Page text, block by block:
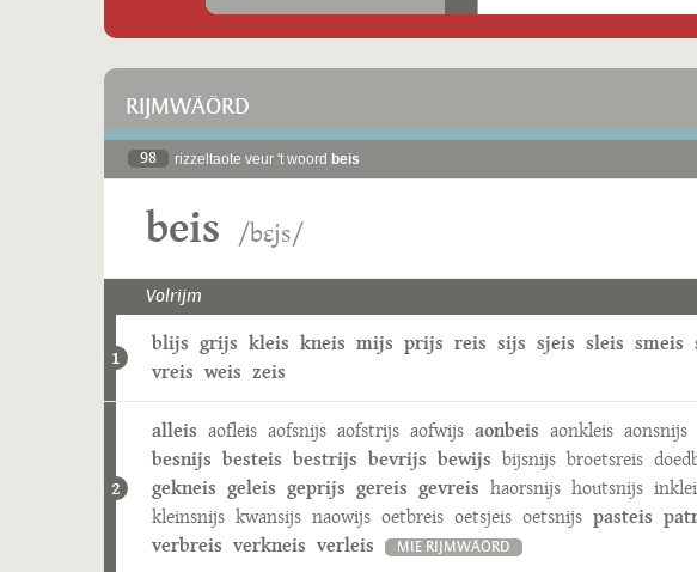
RIJMWÄÖRD
98 rizzeltaote veur 't woord beis
beis /bɛjs/
Volrijm
1
blijs grijs kleis kneis mijs prijs reis sijs sjeis sleis smeis
vreis weis zeis
2
alleis aofleis aofsnijs aofstrijs aofwijs aonbeis aonkleis aonsnijs
besnijs besteis bestrijs bevrijs bewijs bijsnijs broetsreis
gekneis geleis geprijs gereis gevreis haorsnijs houtsnijs
kleinsnijs kwansijs naowijs oetbreis oetsjeis oetsnijs pasteis
verbreis verkneis verleis MIE RIJMWÄÖRD